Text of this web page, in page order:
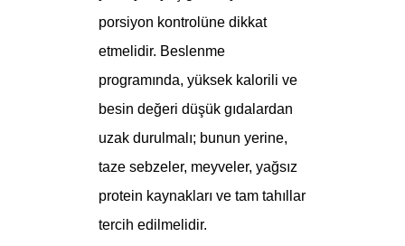
porsiyon kontrolüne dikkat
etmelidir. Beslenme
programında, yüksek kalorili ve
besin değeri düşük gıdalardan
uzak durulmalı; bunun yerine,
taze sebzeler, meyveler, yağsız
protein kaynakları ve tam tahıllar
tercih edilmelidir.